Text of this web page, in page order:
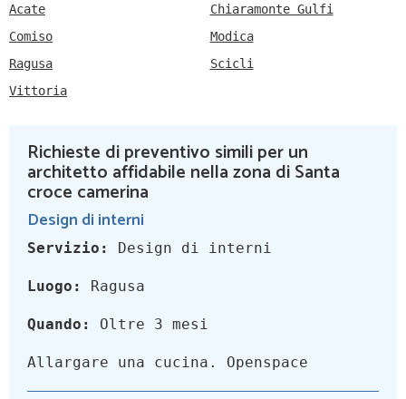
Acate
Chiaramonte Gulfi
Comiso
Modica
Ragusa
Scicli
Vittoria
Richieste di preventivo simili per un
architetto affidabile nella zona di Santa
croce camerina
Design di interni
Servizio: Design di interni
Luogo: Ragusa
Quando: Oltre 3 mesi
Allargare una cucina. Openspace